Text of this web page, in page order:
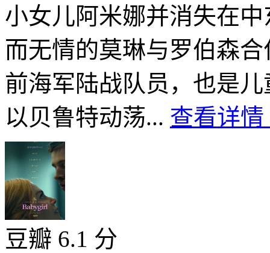
小女儿阿米娜并消失在
而无情的莫琳与罗伯森
前海军陆战队员，也是
以贝鲁特动荡... 查看详情
豆瓣 6.1 分